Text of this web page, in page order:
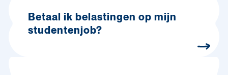
Betaal ik belastingen op mijn
studentenjob?